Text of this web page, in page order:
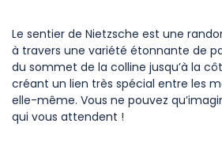
Le sentier de Nietzsche est une
à travers une variété étonnante de
du sommet de la colline jusqu’à la
créant un lien très spécial entre les
elle-même. Vous ne pouvez
qui vous attendent !